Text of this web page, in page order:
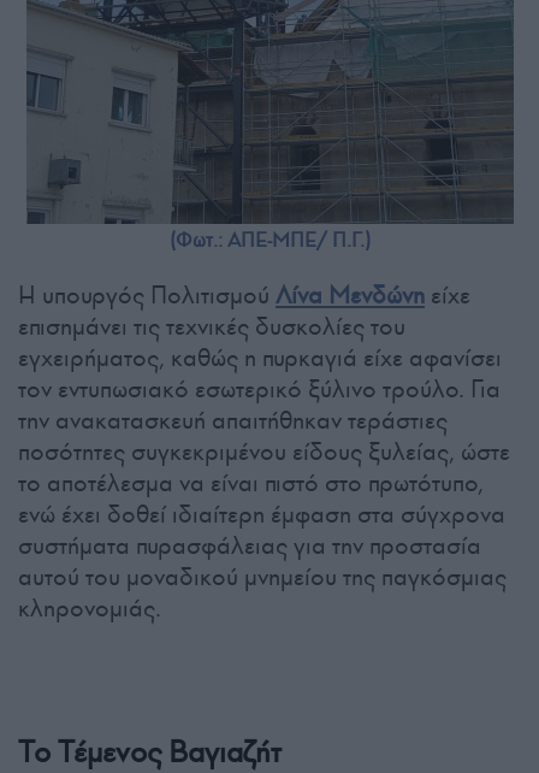
(Φωτ.: ΑΠΕ-ΜΠΕ/ Π.Γ.)
Η υπουργός Πολιτισμού Λίνα Μενδώνη είχε
επισημάνει τις τεχνικές δυσκολίες του
εγχειρήματος, καθώς η πυρκαγιά είχε αφανίσει
τον εντυπωσιακό εσωτερικό ξύλινο τρούλο. Για
την ανακατασκευή απαιτήθηκαν τεράστιες
ποσότητες συγκεκριμένου είδους ξυλείας, ώστε
το αποτέλεσμα να είναι πιστό στο πρωτότυπο,
ενώ έχει δοθεί ιδιαίτερη έμφαση στα σύγχρονα
συστήματα πυρασφάλειας για την προστασία
αυτού του μοναδικού μνημείου της παγκόσμιας
κληρονομιάς.
Το Τέμενος Βαγιαζήτ